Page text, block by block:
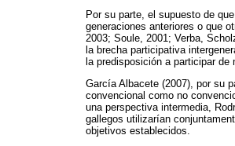
Por su parte, el supuesto de
generaciones anteriores o que
2003; Soule, 2001; Verba,
la brecha participativa
la predisposición a participar
García Albacete (2007), por su
convencional como no
una perspectiva intermedia,
gallegos utilizarían
objetivos establecidos.